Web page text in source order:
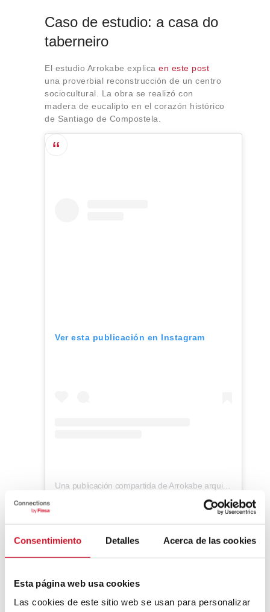
Consentimiento Detalles Acerca de las cookies
Esta página web usa cookies
Las cookies de este sitio web se usan para personalizar
Caso de estudio: a casa do
taberneiro
El estudio Arrokabe explica en este post
una proverbial reconstrucción de un centro
sociocultural. La obra se realizó con
madera de eucalipto en el corazón histórico
de Santiago de Compostela.
Ver esta publicación en Instagram
Revisión histórica sobre el
No podíamos acabar esta selección sin una